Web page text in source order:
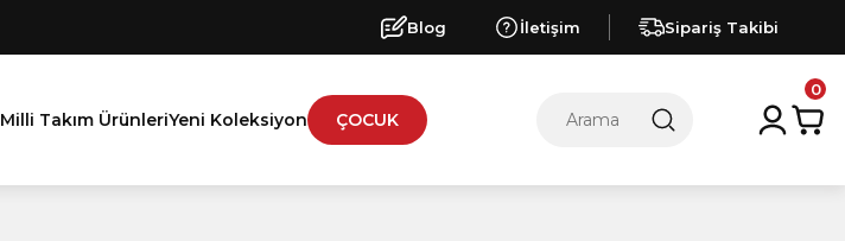
Blog İletişim Sipariş Takibi
Milli Takım ÜrünleriYeni Koleksiyon ÇOCUK
0